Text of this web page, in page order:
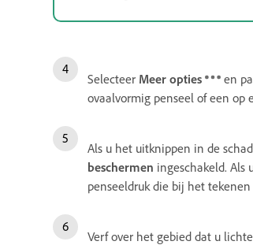
Selecteer Meer opties en
ovaalvormig penseel of een op
Als u het uitknippen in de
beschermen ingeschakeld. Als
penseeldruk die bij het
Verf over het gebied dat u